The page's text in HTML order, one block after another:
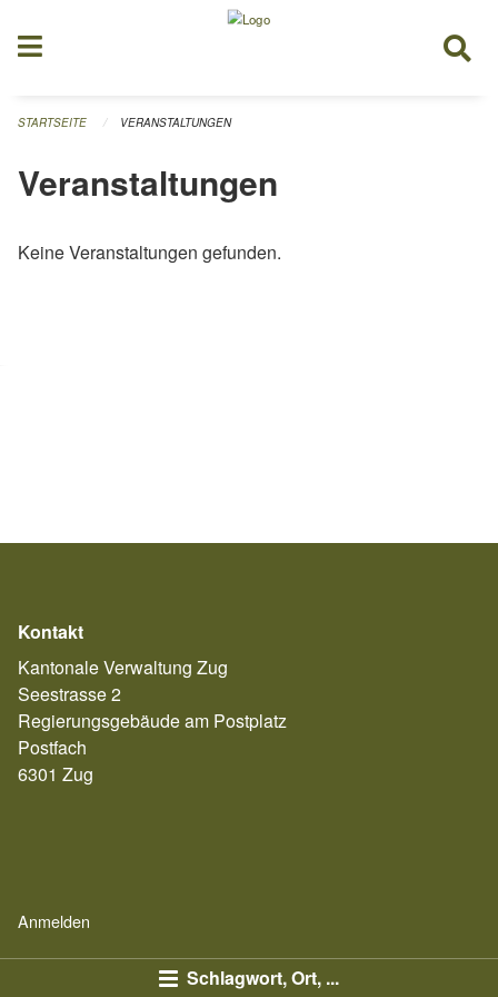
Schlagwort, Ort, ...
STARTSEITE VERANSTALTUNGEN
Veranstaltungen
Keine Veranstaltungen gefunden.
Kontakt
Kantonale Verwaltung Zug
Seestrasse 2
Regierungsgebäude am Postplatz
Postfach
6301 Zug
Anmelden